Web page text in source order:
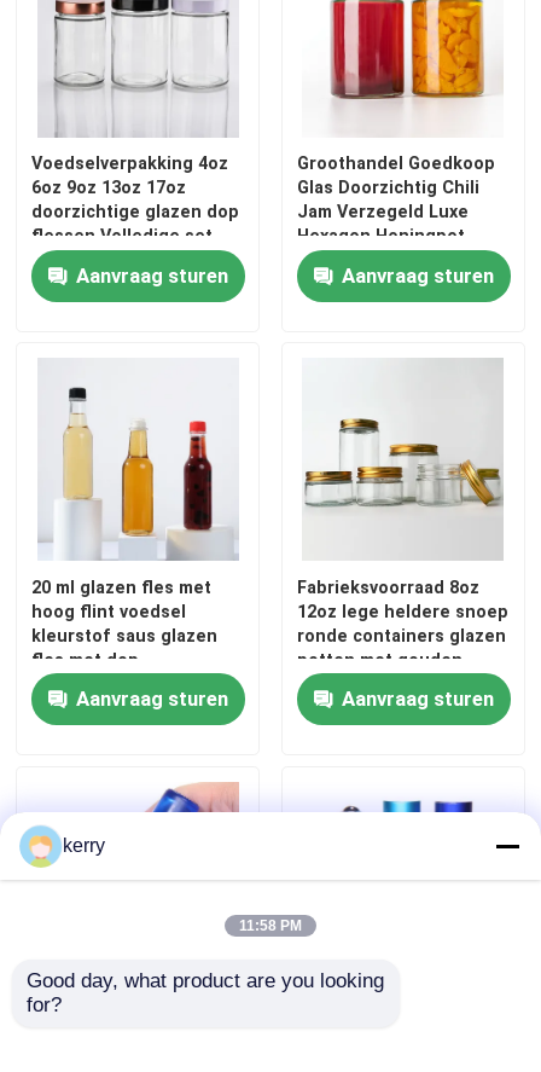
Fabrieksreis
Kwaliteitscontrole
Contacteer ons
Vraag een offerte aan
Glazen flessen
glaskruiken
Fleskap van pot
Huishoudelijk glaswerk
Voedselverpakking 4oz
6oz 9oz 13oz 17oz
doorzichtige glazen dop
flessen Volledige set
bevroren glazen pot met
metalen deksel
Aanvraag sturen
Groothandel Goedkoop
Glas Doorzichtig Chili
Jam Verzegeld Luxe
Hexagon Honingpot
Aanvraag sturen
20 ml glazen fles met
hoog flint voedsel
kleurstof saus glazen
fles met dop
Aanvraag sturen
Fabrieksvoorraad 8oz
12oz lege heldere snoep
ronde containers glazen
potten met gouden
metalen deksels
Aanvraag sturen
Etherische olie amber
kerry
11:58 PM
Good day, what product are you looking
for?